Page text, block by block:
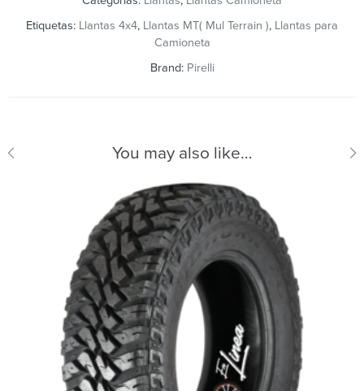
Etiquetas: Llantas 4x4, Llantas MT( Mul Terrain ), Llantas para
Camioneta
Brand: Pirelli
You may also like…